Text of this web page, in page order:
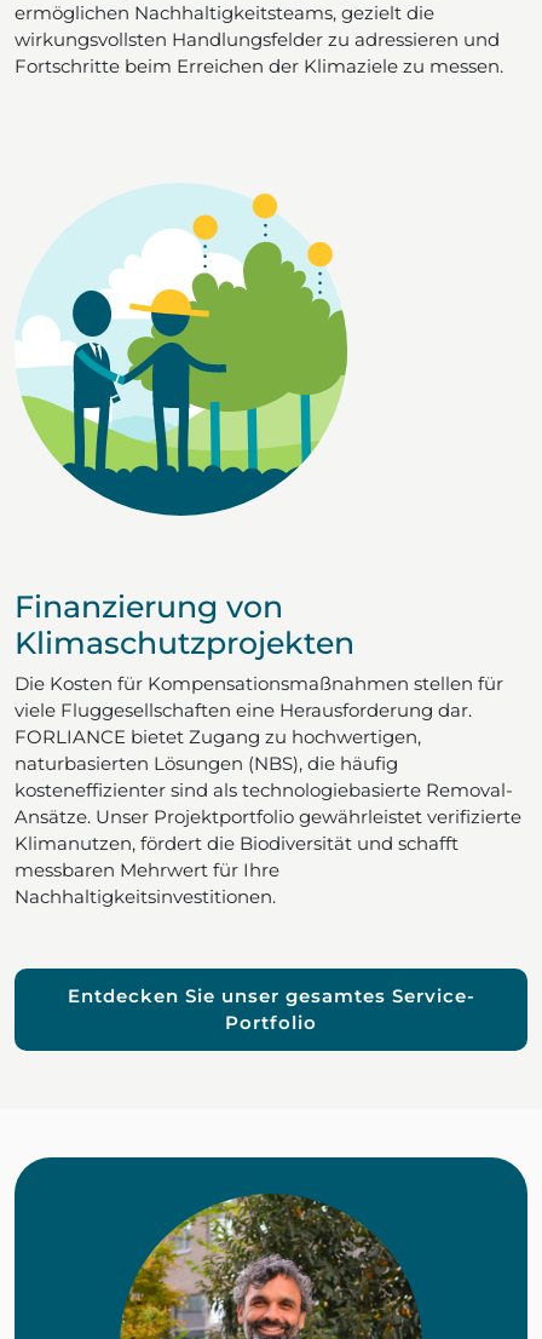
ermöglichen Nachhaltigkeitsteams, gezielt die
wirkungsvollsten Handlungsfelder zu adressieren und
Fortschritte beim Erreichen der Klimaziele zu messen.
Finanzierung von
Klimaschutzprojekten
Die Kosten für Kompensationsmaßnahmen stellen für
viele Fluggesellschaften eine Herausforderung dar.
FORLIANCE bietet Zugang zu hochwertigen,
naturbasierten Lösungen (NBS), die häufig
kosteneffizienter sind als technologiebasierte Removal-
Ansätze. Unser Projektportfolio gewährleistet verifizierte
Klimanutzen, fördert die Biodiversität und schafft
messbaren Mehrwert für Ihre
Nachhaltigkeitsinvestitionen.
Entdecken Sie unser gesamtes Service-
Portfolio